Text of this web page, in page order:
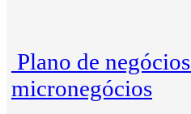
Plano de
micronegócios